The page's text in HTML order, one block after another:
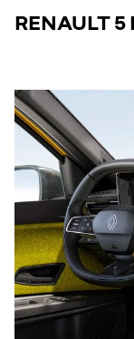
RENAULT 5